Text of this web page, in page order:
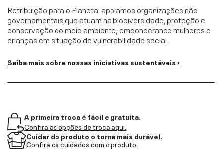
Retribuição para o Planeta: apoiamos organizações não
governamentais que atuam na biodiversidade, proteção e
conservação do meio ambiente, emponderando mulheres e
crianças em situação de vulnerabilidade social.
Saiba mais sobre nossas iniciativas sustentáveis ›
A primeira troca é fácil e gratuita.
Confira as opções de troca aqui.
Cuidar do produto o torna mais durável.
Confira os cuidados com o produto.